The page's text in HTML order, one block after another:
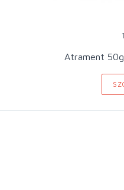
Atrament